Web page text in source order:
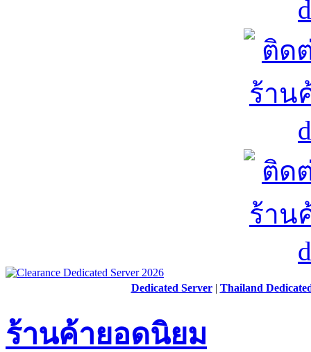
Dedicated Server| Thailand
ร้านค้ายอดนิยม